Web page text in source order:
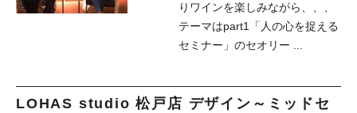
りワインを楽しみながら、、、
テーマはpart1「人の心を捉える
セミナー」のセオリー ...
LOHAS studio 松戸店 デザイン～ミッドセ